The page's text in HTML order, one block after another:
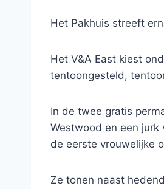
Het Pakhuis streeft
Het V&A East kiest
tentoongesteld,
In de twee gratis
Westwood en een jurk
de eerste vrouwelijke
Ze tonen naast